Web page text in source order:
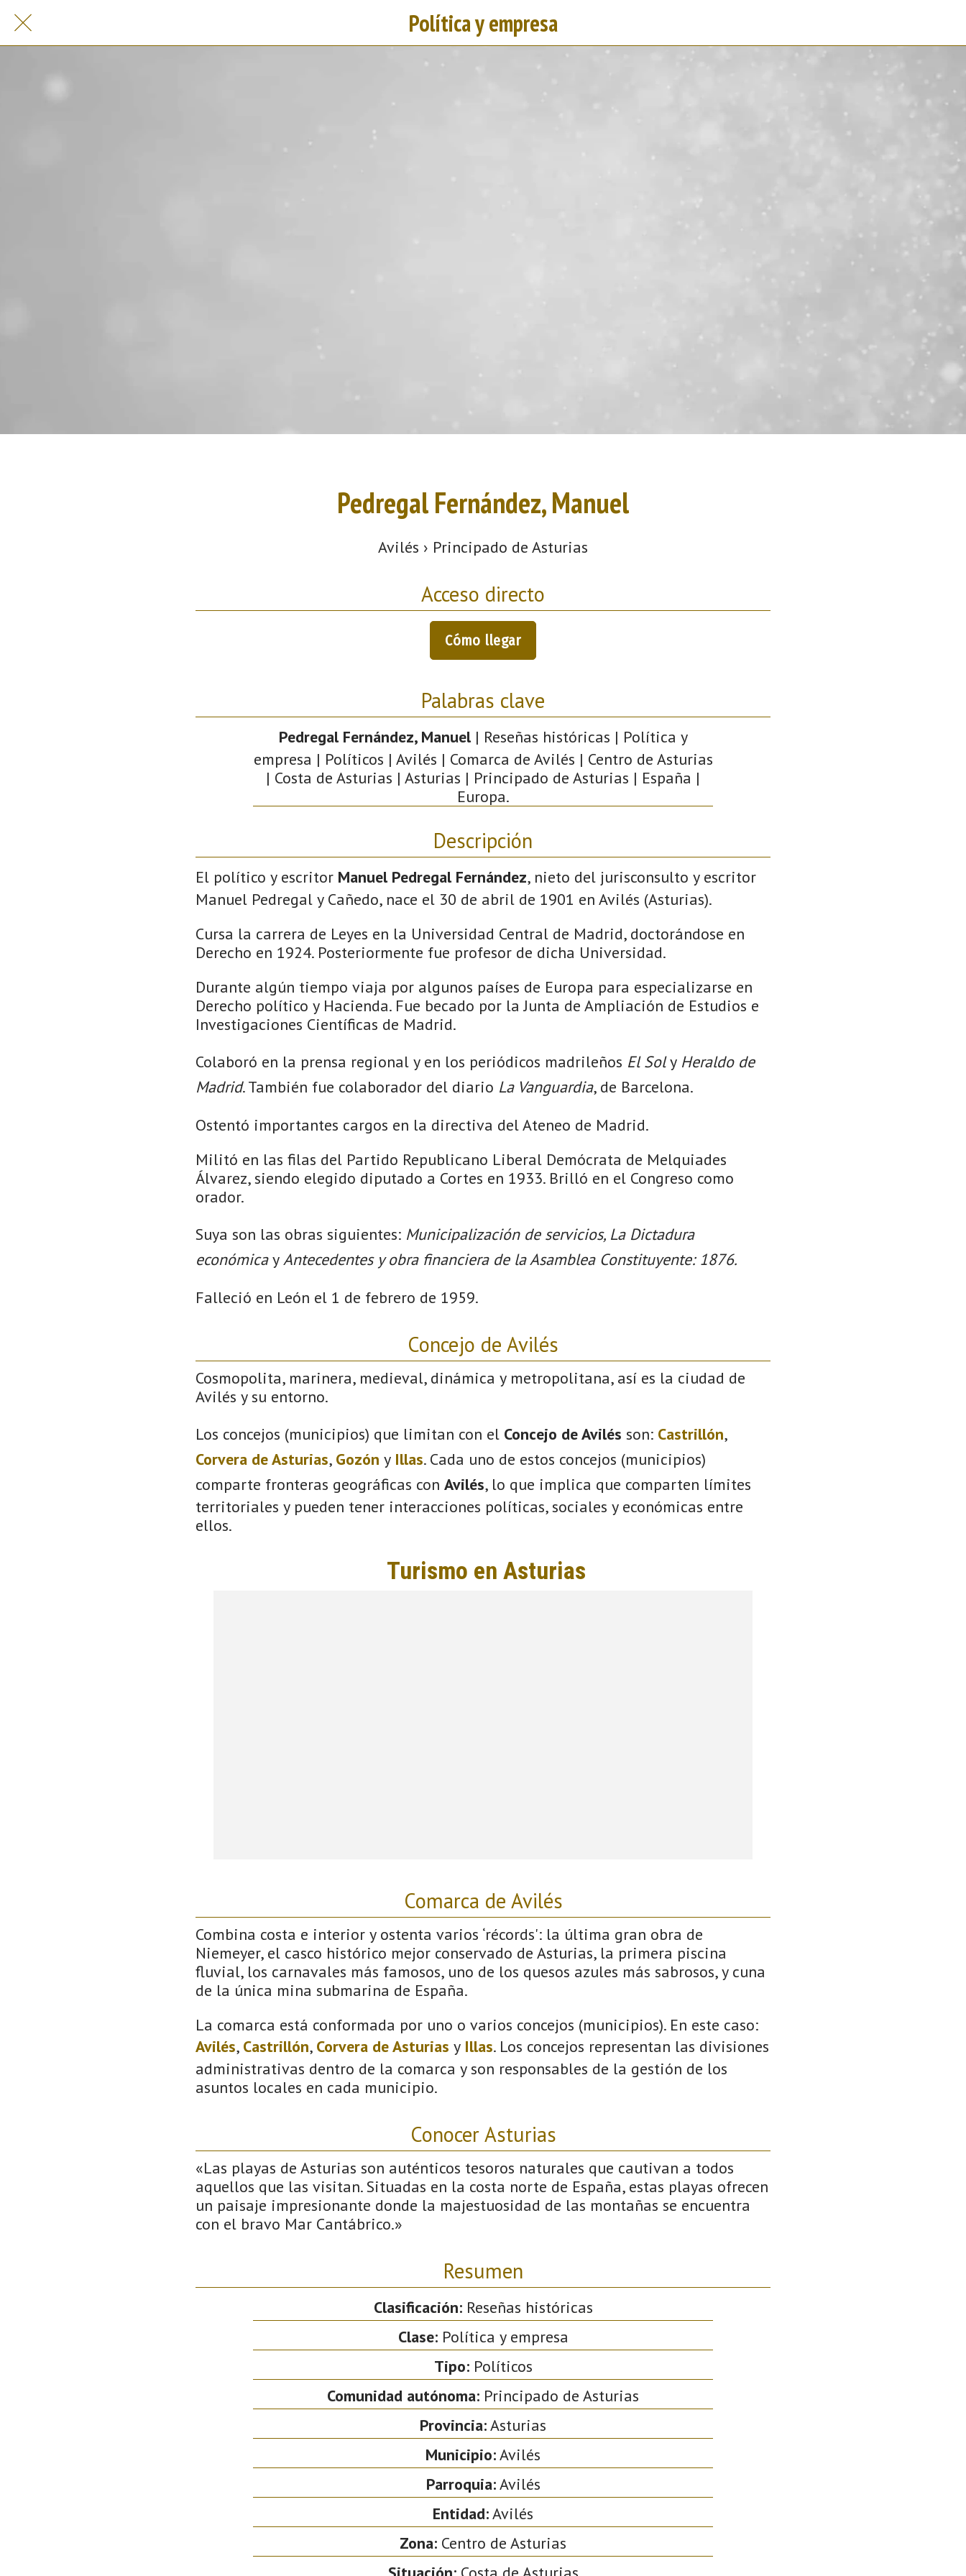
Política y empresa
Pedregal Fernández, Manuel
Avilés › Principado de Asturias
Acceso directo
Cómo llegar
Palabras clave
Pedregal Fernández, Manuel| Reseñas históricas | Política y
empresa | Políticos | Avilés | Comarca de Avilés | Centro de Asturias
| Costa de Asturias | Asturias | Principado de Asturias | España |
Europa.
Descripción
El político y escritor Manuel Pedregal Fernández, nieto del jurisconsulto y escritor
Manuel Pedregal y Cañedo, nace el 30 de abril de 1901 en Avilés (Asturias).
Cursa la carrera de Leyes en la Universidad Central de Madrid, doctorándose en
Derecho en 1924. Posteriormente fue profesor de dicha Universidad.
Durante algún tiempo viaja por algunos países de Europa para especializarse en
Derecho político y Hacienda. Fue becado por la Junta de Ampliación de Estudios e
Investigaciones Científicas de Madrid.
Colaboró en la prensa regional y en los periódicos madrileños El Soly Heraldo de
Madrid. También fue colaborador del diario La Vanguardia, de Barcelona.
Ostentó importantes cargos en la directiva del Ateneo de Madrid.
Militó en las filas del Partido Republicano Liberal Demócrata de Melquiades
Álvarez, siendo elegido diputado a Cortes en 1933. Brilló en el Congreso como
orador.
Suya son las obras siguientes: Municipalización de servicios, La Dictadura
económicayAntecedentes y obra financiera de la Asamblea Constituyente: 1876.
Falleció en León el 1 de febrero de 1959.
Concejo de Avilés
Cosmopolita, marinera, medieval, dinámica y metropolitana, así es la ciudad de
Avilés y su entorno.
Los concejos (municipios) que limitan con el Concejo de Avilés son: Castrillón,
Corvera de Asturias, Gozón y Illas. Cada uno de estos concejos (municipios)
comparte fronteras geográficas con Avilés, lo que implica que comparten límites
territoriales y pueden tener interacciones políticas, sociales y económicas entre
ellos.
Comarca de Avilés
Combina costa e interior y ostenta varios ‘récords': la última gran obra de
Niemeyer, el casco histórico mejor conservado de Asturias, la primera piscina
fluvial, los carnavales más famosos, uno de los quesos azules más sabrosos, y cuna
de la única mina submarina de España.
La comarca está conformada por uno o varios concejos (municipios). En este caso:
Avilés, Castrillón, Corvera de Asturias y Illas. Los concejos representan las divisiones
administrativas dentro de la comarca y son responsables de la gestión de los
asuntos locales en cada municipio.
Conocer Asturias
«Las playas de Asturias son auténticos tesoros naturales que cautivan a todos
aquellos que las visitan. Situadas en la costa norte de España, estas playas ofrecen
un paisaje impresionante donde la majestuosidad de las montañas se encuentra
con el bravo Mar Cantábrico.»
Resumen
Clasificación:Reseñas históricas
Clase:Política y empresa
Tipo:Políticos
Comunidad autónoma: Principado de Asturias
Provincia:Asturias
Municipio:Avilés
Parroquia:Avilés
Entidad:Avilés
Zona: Centro de Asturias